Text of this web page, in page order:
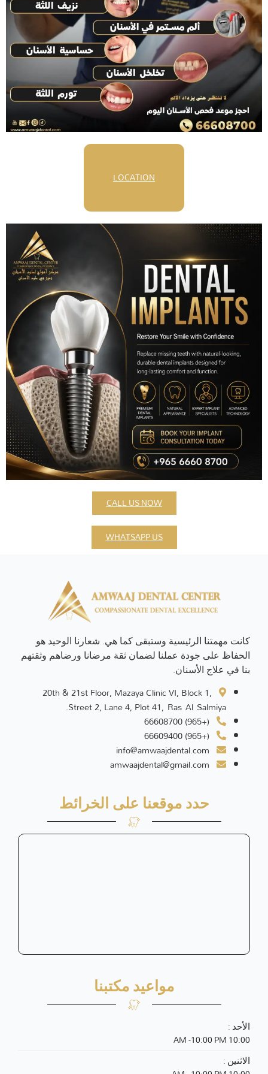
LOCATION
CALL US NOW
WHATSAPP US
كانت مهمتنا الرئيسية وستبقى كما هي. شعارنا الوحيد هو
الحفاظ على جودة عملنا لضمان ثقة مرضانا ورضاهم وثقتهم
بنا في علاج الأسنان.
20th & 21st Floor, Mazaya Clinic VI, Block 1,
Street 2, Lane 4, Plot 41, Ras Al Salmiya.
(+965) 66608700
(+965) 66609400
info@amwaajdental.com
amwaajdental@gmail.com
حدد موقعنا على الخرائط
مواعيد مكتبنا
الأحد :
10:00 AM -10:00 PM
الاثنين :